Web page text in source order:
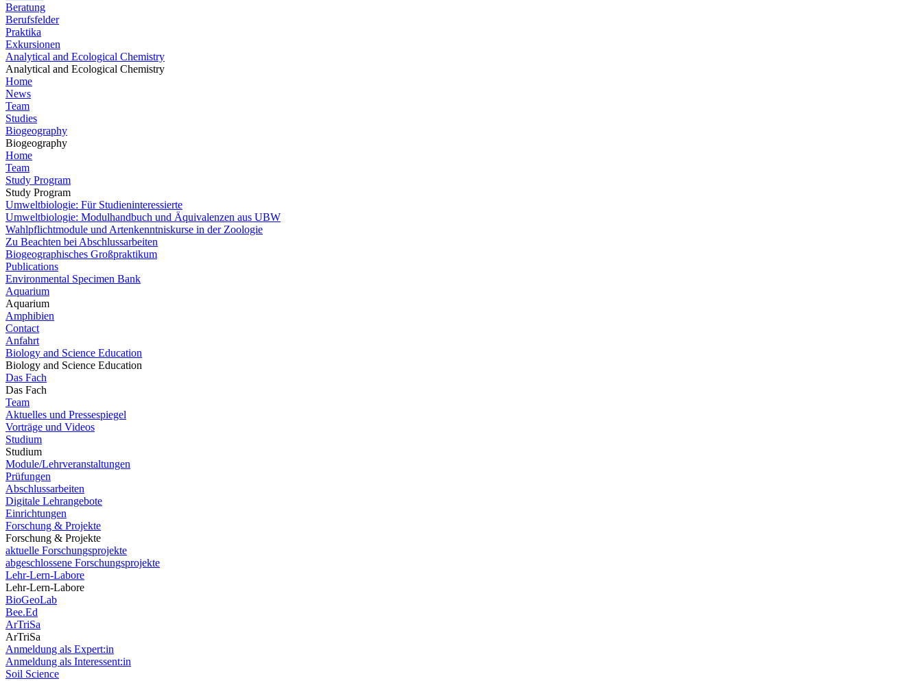
Beratung
Berufsfelder
Praktika
Exkursionen
Analytical and Ecological Chemistry
Analytical and Ecological Chemistry
Home
News
Team
Studies
Biogeography
Biogeography
Home
Team
Study Program
Study Program
Umweltbiologie: Für Studieninteressierte
Umweltbiologie: Modulhandbuch und Äquivalenzen aus UBW
Wahlpflichtmodule und Artenkenntniskurse in der Zoologie
Zu Beachten bei Abschlussarbeiten
Biogeographisches Großpraktikum
Publications
Environmental Specimen Bank
Aquarium
Aquarium
Amphibien
Contact
Anfahrt
Biology and Science Education
Biology and Science Education
Das Fach
Das Fach
Team
Aktuelles und Pressespiegel
Vorträge und Videos
Studium
Studium
Module/Lehrveranstaltungen
Prüfungen
Abschlussarbeiten
Digitale Lehrangebote
Einrichtungen
Forschung & Projekte
Forschung & Projekte
aktuelle Forschungsprojekte
abgeschlossene Forschungsprojekte
Lehr-Lern-Labore
Lehr-Lern-Labore
BioGeoLab
Bee.Ed
ArTriSa
ArTriSa
Anmeldung als Expert:in
Anmeldung als Interessent:in
Soil Science